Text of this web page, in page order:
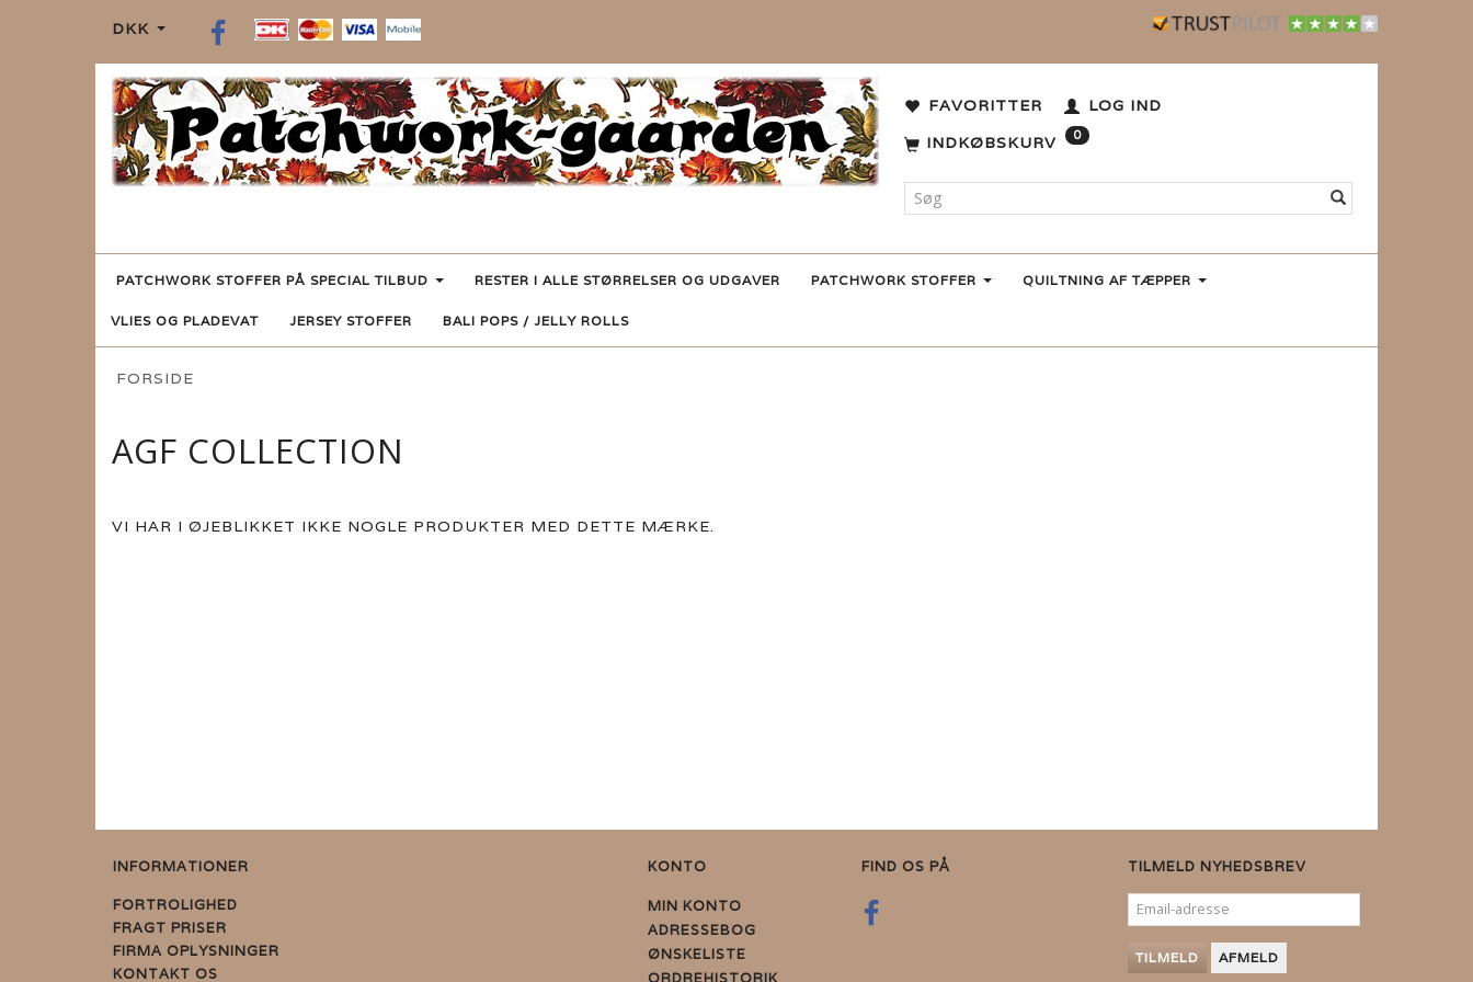
DKK
FAVORITTER
LOG IND
INDKØBSKURV
0
PATCHWORK STOFFER PÅ SPECIAL TILBUD RESTER I ALLE STØRRELSER OG UDGAVER PATCHWORK STOFFER QUILTNING AF TÆPPER
VLIES OG PLADEVAT JERSEY STOFFER BALI POPS / JELLY ROLLS
FORSIDE
AGF COLLECTION
VI HAR I ØJEBLIKKET IKKE NOGLE PRODUKTER MED DETTE MÆRKE.
INFORMATIONER
FORTROLIGHED
FRAGT PRISER
FIRMA OPLYSNINGER
KONTAKT OS
KONTO
MIN KONTO
ADRESSEBOG
ØNSKELISTE
FIND OS PÅ
TILMELD NYHEDSBREV
EMAIL-
ADRESSE
TILMELD AFMELD